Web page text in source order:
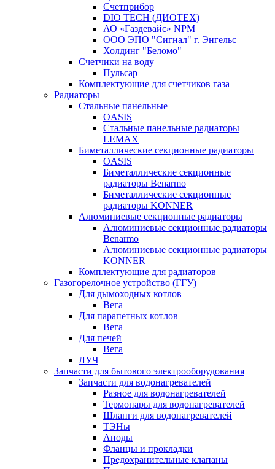
Счетприбор
DIO TECH (ДИОТЕХ)
АО «Газдевайс» NPM
ООО ЭПО "Сигнал" г. Энгельс
Холдинг "Беломо"
Счетчики на воду
Пульсар
Комплектующие для счетчиков газа
Радиаторы
Стальные панельные
OASIS
Стальные панельные радиаторы
LEMAX
Биметаллические секционные радиаторы
OASIS
Биметаллические секционные
радиаторы Benarmo
Биметаллические секционные
радиаторы KONNER
Алюминиевые секционные радиаторы
Алюминиевые секционные радиаторы
Benarmo
Алюминиевые секционные радиаторы
KONNER
Комплектующие для радиаторов
Газогорелочное устройство (ГГУ)
Для дымоходных котлов
Вега
Для парапетных котлов
Вега
Для печей
Вега
ЛУЧ
Запчасти для бытового электрооборудования
Запчасти для водонагревателей
Разное для водонагревателей
Термопары для водонагревателей
Шланги для водонагревателей
ТЭНы
Аноды
Фланцы и прокладки
Предохранительные клапаны